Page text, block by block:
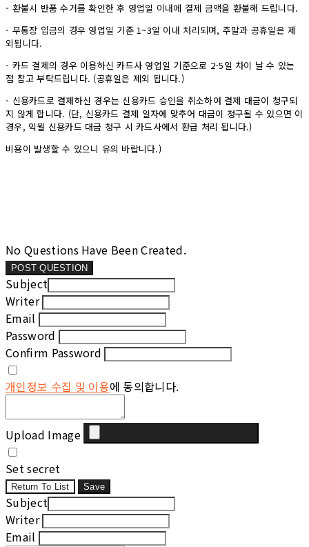
- 환불시 반품 수거를 확인한 후 영업일 이내에 결제 금액을 환불해 드립니다.
- 무통장 입금의 경우 영업일 기준 1~3일 이내 처리되며, 주말과 공휴일은 제
외됩니다.
- 카드 결제의 경우 이용하신 카드사 영업일 기준으로 2-5일 차이 날 수 있는
점 참고 부탁드립니다. (공휴일은 제외 됩니다.)
- 신용카드로 결제하신 경우는 신용카드 승인을 취소하여 결제 대금이 청구되
지 않게 합니다. (단, 신용카드 결제 일자에 맞추어 대금이 청구될 수 있으면 이
경우, 익월 신용카드 대금 청구 시 카드사에서 환급 처리 됩니다.)
비용이 발생할 수 있으니 유의 바랍니다.)
No Questions Have Been Created.
POST QUESTION
Subject
Writer
Email
Password
Confirm Password
개인정보 수집 및 이용에 동의합니다.
Upload Image
Set secret
Return To List Save
Subject
Writer
Email